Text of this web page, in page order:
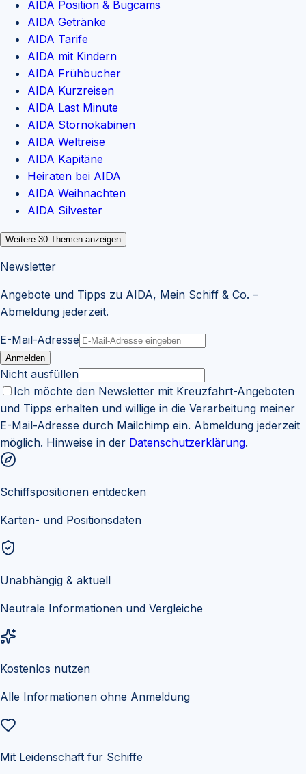
AIDA Position & Bugcams
AIDA Getränke
AIDA Tarife
AIDA mit Kindern
AIDA Frühbucher
AIDA Kurzreisen
AIDA Last Minute
AIDA Stornokabinen
AIDA Weltreise
AIDA Kapitäne
Heiraten bei AIDA
AIDA Weihnachten
AIDA Silvester
Weitere 30 Themen anzeigen
Newsletter
Angebote und Tipps zu AIDA, Mein Schiff & Co. –
Abmeldung jederzeit.
E-Mail-Adresse
Anmelden
Nicht ausfüllen
Ich möchte den Newsletter mit Kreuzfahrt-Angeboten
und Tipps erhalten und willige in die Verarbeitung meiner
E-Mail-Adresse durch Mailchimp ein. Abmeldung jederzeit
möglich. Hinweise in der Datenschutzerklärung.
Schiffspositionen entdecken
Karten- und Positionsdaten
Unabhängig & aktuell
Neutrale Informationen und Vergleiche
Kostenlos nutzen
Alle Informationen ohne Anmeldung
Mit Leidenschaft für Schiffe